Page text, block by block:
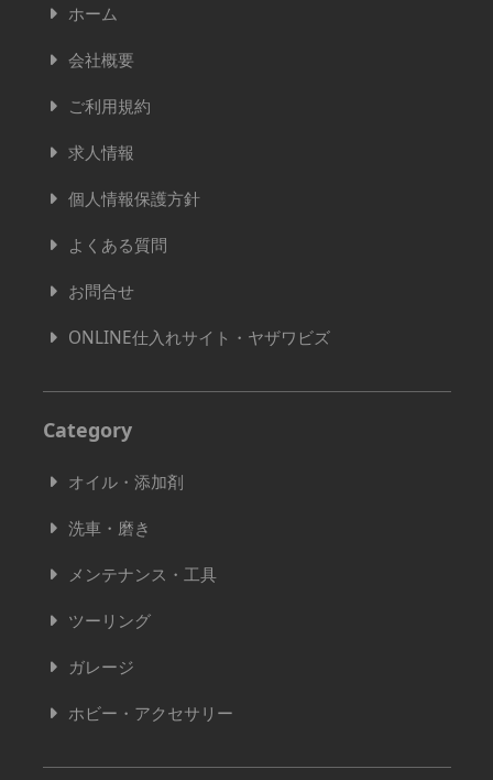
ホーム
会社概要
ご利用規約
求人情報
個人情報保護方針
よくある質問
お問合せ
ONLINE仕入れサイト・ヤザワビズ
Category
オイル・添加剤
洗車・磨き
メンテナンス・工具
ツーリング
ガレージ
ホビー・アクセサリー